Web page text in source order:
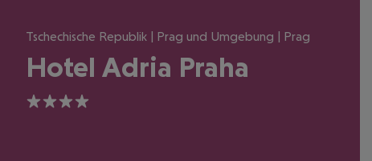
Tschechische Republik | Prag und Umgebung | Prag
Hotel Adria Praha
4